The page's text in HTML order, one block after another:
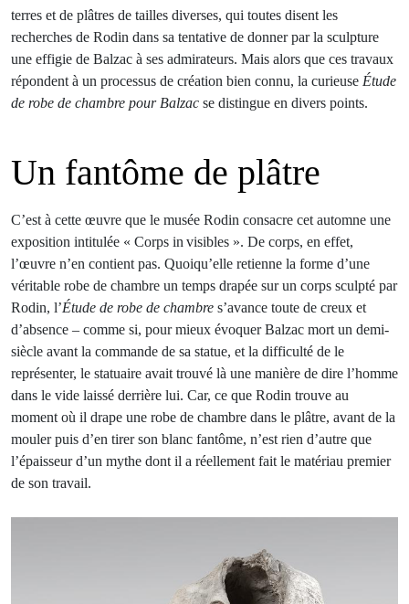
terres et de plâtres de tailles diverses, qui toutes disent les
recherches de Rodin dans sa tentative de donner par la sculpture
une effigie de Balzac à ses admirateurs. Mais alors que ces travaux
répondent à un processus de création bien connu, la curieuse Étude
de robe de chambre pour Balzac se distingue en divers points.
Un fantôme de plâtre
C’est à cette œuvre que le musée Rodin consacre cet automne une
exposition intitulée « Corps in visibles ». De corps, en effet,
l’œuvre n’en contient pas. Quoiqu’elle retienne la forme d’une
véritable robe de chambre un temps drapée sur un corps sculpté par
Rodin, l’Étude de robe de chambre s’avance toute de creux et
d’absence – comme si, pour mieux évoquer Balzac mort un demi-
siècle avant la commande de sa statue, et la difficulté de le
représenter, le statuaire avait trouvé là une manière de dire l’homme
dans le vide laissé derrière lui. Car, ce que Rodin trouve au
moment où il drape une robe de chambre dans le plâtre, avant de la
mouler puis d’en tirer son blanc fantôme, n’est rien d’autre que
l’épaisseur d’un mythe dont il a réellement fait le matériau premier
de son travail.